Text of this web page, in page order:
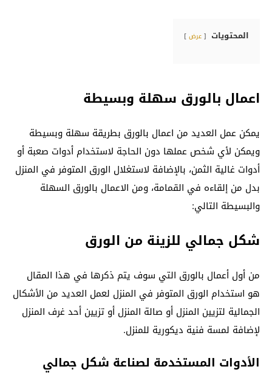
المحتويات عرض
اعمال بالورق سهلة وبسيطة
يمكن عمل العديد من اعمال بالورق بطريقة سهلة وبسيطة
ويمكن لأي شخص عملها دون الحاجة لاستخدام أدوات صعبة أو
أدوات غالية الثمن، بالإضافة لاستغلال الورق المتوفر في المنزل
بدل من إلقاءه في القمامة، ومن الاعمال بالورق السهلة
والبسيطة التالي:
شكل جمالي للزينة من الورق
من أول أعمال بالورق التي سوف يتم ذكرها في هذا المقال
هو استخدام الورق المتوفر في المنزل لعمل العديد من الأشكال
الجمالية لتزيين المنزل أو صالة المنزل أو تزيين أحد غرف المنزل
لإضافة لمسة فنية ديكورية للمنزل.
الأدوات المستخدمة لصناعة شكل جمالي